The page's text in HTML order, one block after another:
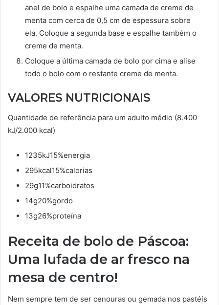
anel de bolo e espalhe uma camada de creme de
menta com cerca de 0,5 cm de espessura sobre
ela. Coloque a segunda base e espalhe também o
creme de menta.
Coloque a última camada de bolo por cima e alise
todo o bolo com o restante creme de menta.
VALORES NUTRICIONAIS
Quantidade de referência para um adulto médio (8.400
kJ/2.000 kcal)
1235kJ15%energia
295kcal15%calorias
29g11%carboidratos
14g20%gordo
13g26%proteína
Receita de bolo de Páscoa:
Uma lufada de ar fresco na
mesa de centro!
Nem sempre tem de ser cenouras ou gemada nos pastéis